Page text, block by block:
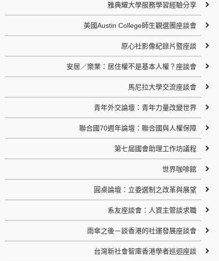
雅典耀大學服務學習經驗分享
美國Austin College師生觀選團座談會
原心社影像紀錄片暨座談
安居／樂業：居住權不是基本人權？座談會
馬尼拉大學交流座談會
青年外交論壇：青年力量改變世界
聯合國70週年論壇：聯合國與人權保障
第七屆國會助理工作坊議程
世界咖啡館
圓桌論壇：立委選制之改革與展望
系友座談會：人資主管談求職
雨傘之後－談香港的社運發展座談會
台灣新社會智庫香港學者巡迴座談